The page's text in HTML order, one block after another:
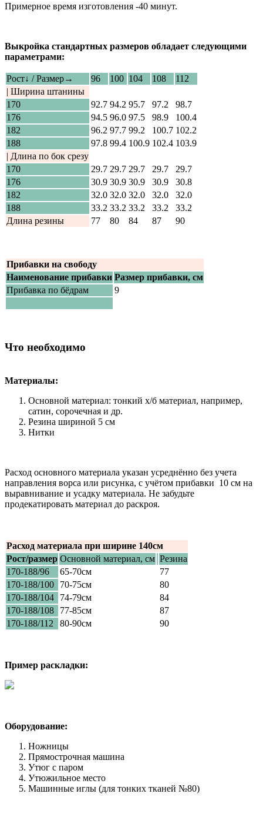
Примерное время изготовления -40 минут.
Выкройка стандартных размеров обладает следующими
параметрами:
Рост↓ / Размер→ 96 100 104 108
112
| Ширина штанины
170
92.7 94.2 95.7 97.2
98.7
176
94.5 96.0 97.5 98.9
100.4
182
96.2 97.7 99.2 100.7 102.2
188
97.8 99.4 100.9 102.4 103.9
| Длина по бок срезу
170
29.7 29.7 29.7 29.7
29.7
176
30.9 30.9 30.9 30.9
30.8
182
32.0 32.0 32.0 32.0
32.0
188
33.2 33.2 33.2 33.2
33.2
Длина резины
77 80 84 87 90
Прибавки на свободу
Наименование прибавки Размер прибавки, см
Прибавка по бёдрам
9
Что необходимо
Материалы:
Основной материал: тонкий х/б материал, например,
сатин, сорочечная и др.
Резина шириной 5 см
Нитки
Расход основного материала указан усреднённо без учета
направления ворса или рисунка, с учётом прибавки 10 см на
выравнивание и усадку материала. Не забудьте
продекатировать материал до раскроя.
Расход материала при ширине 140см
Рост/размер Основной материал, см Резина
170-188/96
65-70см
77
170-188/100
70-75см
80
170-188/104
74-79см
84
170-188/108
77-85см
87
170-188/112
80-90см 90
Пример раскладки:
Оборудование:
Ножницы
Прямострочная машина
Утюг с паром
Утюжильное место
Машинные иглы (для тонких тканей №80)